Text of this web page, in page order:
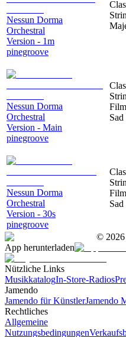
Nessun Dorma
Orchestral
Version - 1m
pinegroove
Nessun Dorma
Orchestral
Version - Main
pinegroove
Sad
Nessun Dorma
Orchestral
Version - 30s
pinegroove
Sad
© 2026
App herunterladen
Nützliche Links
MusikkatalogIn-Store-Radios
Jamendo
Jamendo für KünstlerJamendo
Rechtliches
Allgemeine
Nutzungsbedingungen